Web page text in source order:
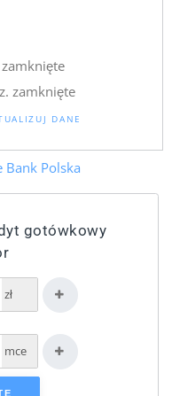
zamknięte
DANE
Bank Polska
gotówkowy
zł
mce